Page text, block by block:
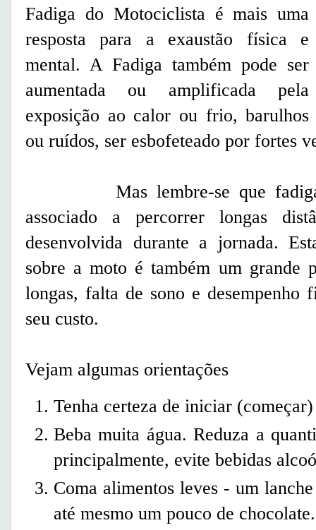
Fadiga do Motociclista é mais uma
resposta para a exaustão física e
mental. A Fadiga também pode ser
aumentada ou amplificada pela
exposição ao calor ou frio, barulhos
ou ruídos, ser esbofeteado por fortes
Mas lembre-se que fadiga
associado a percorrer longas
desenvolvida durante a jornada.
sobre a moto é também um grande
longas, falta de sono e desempenho
seu custo.
Vejam algumas orientações
Tenha certeza de iniciar
Beba muita água. Reduza a
principalmente, evite bebidas
Coma alimentos leves - um
até mesmo um pouco de chocolate.